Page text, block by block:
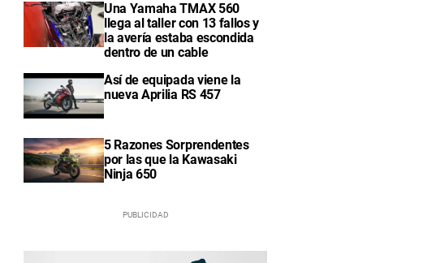
Una Yamaha TMAX 560
llega al taller con 13 fallos y
la avería estaba escondida
dentro de un cable
Así de equipada viene la
nueva Aprilia RS 457
5 Razones Sorprendentes
por las que la Kawasaki
Ninja 650